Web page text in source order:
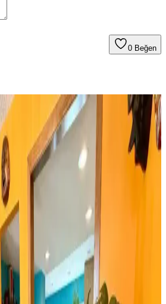
0 Beğen
Yeşil Çam Dalı ve Işıklı
detaylı özellikleri, kullanıcı
karşılaştırmasıyla yılbaşı
seçimi yapın.
Doğal Şıklık ve Fonksiyonellik
kullanımı ve estetik
dekorasyonun vazgeçilmez
fonksiyonel çözümler sunar.
Karşılaştırması: Evesen ve
Özellikleri ve Farkları